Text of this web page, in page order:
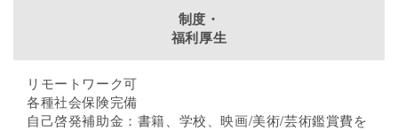
制度・
福利厚生
リモートワーク可
各種社会保険完備
自己啓発補助金：書籍、学校、映画/美術/芸術鑑賞費を